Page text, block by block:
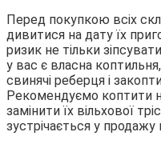
Перед покупкою всіх
дивитися на дату їх
ризик не тільки
у вас є власна
свинячі реберця і
Рекомендуємо коптити
замінити їх вільхової
зустрічається у продажу